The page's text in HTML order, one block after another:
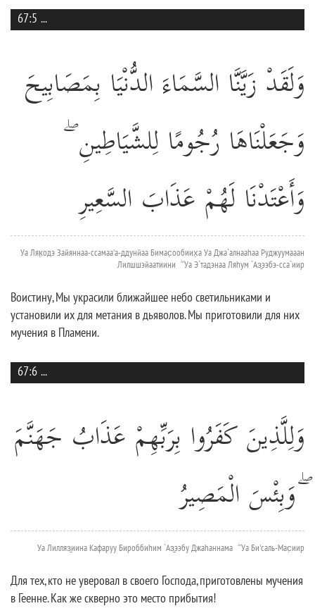
67:5 ...
وَلَقَدْ زَيَّنَّا السَّمَاءَ الدُّنْيَا بِمَصَابِيحَ
وَجَعَلْنَاهَا رُجُومًا لِلشَّيَاطِينِ ۖ
وَأَعْتَدْنَا لَهُمْ عَذَابَ السَّعِيرِ
Уа Ляк̣одэ Зайяннаа-ссамаа'а-ддунйаа Бимас̣ообиих̣а Уа Джа`алнааhаа Руджуумааан
Лилшшэйаатиини ۖ Уа Э`тадэнаа Ляhум `Аз̱ээбэ-сса`иир
Воистину, Мы украсили ближайшее небо светильниками и
установили их для метания в дьяволов. Мы приготовили для них
мучения в Пламени.
67:6 ...
وَلِلَّذِينَ كَفَرُوا بِرَبِّهِمْ عَذَابُ جَهَنَّمَ
ۖ وَبِئْسَ الْمَصِيرُ
Уа Лилляз̱иина Кафаруу Бироббиhим `Аз̱ээбу Джаhаннама ۖ Уа Би'саль-Мас̣иир
Для тех, кто не уверовал в своего Господа, приготовлены мучения
в Геенне. Как же скверно это место прибытия!